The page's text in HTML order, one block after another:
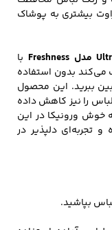
بیشتری به پوشاک
با
می‌کند بدون استفاده
ببرید. این محصول
را نیز کاهش داده
خوش ورونیکا در این
تجربه‌ای دلپذیر در
بپاشید.